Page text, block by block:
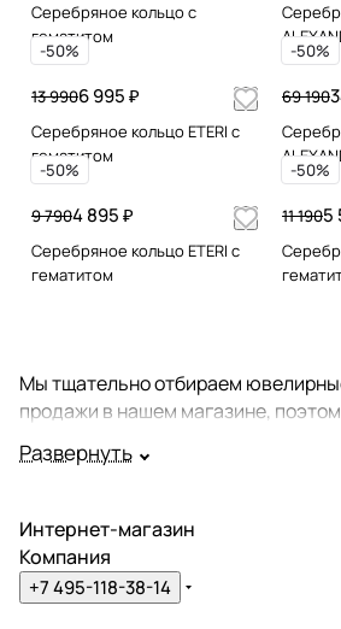
Серебряное кольцо с
гематитом
-50%
6 995 ₽
13 990
Серебряное кольцо ETERI с
гематитом
-50%
69 190
-50%
4 895 ₽
9 790
Серебряное кольцо ETERI с
гематитом
-50%
5
11 190
Мы тщательно отбираем
продажи в нашем магазине,
у нас кольца - это настоящие
мастерства. Огромный
с драгоценными и
также колец без вставок.
Многие украшения в нашем
Развернуть
Интернет-магазин
Компания
+7 495-118-38-14